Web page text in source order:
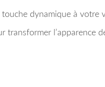
dynamique à votre
l’apparence